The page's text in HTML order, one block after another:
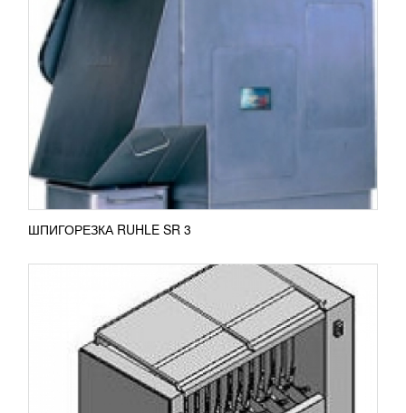
ШПИГОРЕЗКА RUHLE SR 3
СКРЕБМАШИНА ВОРОТНАЯ
УЗНАТЬ ЦЕНУ
Скребмашина широко применяется в убойных
цехах для снятия щетины. После процесса
ошпаривания свиную тушу выбрасывают на
специальные грабли машины для...
ПОДРОБНЕЕ